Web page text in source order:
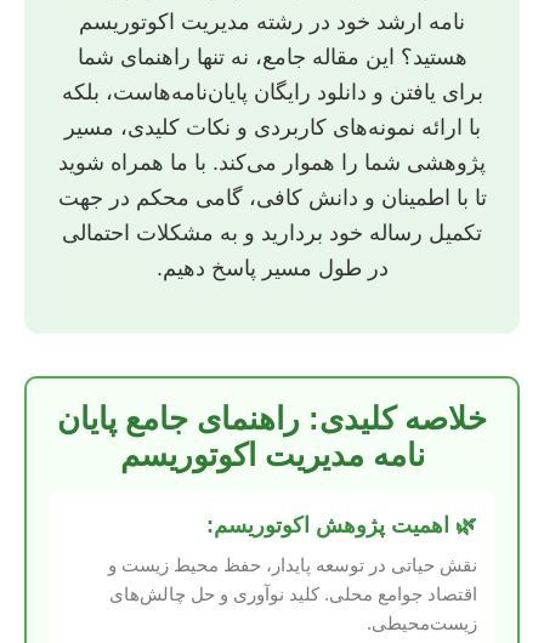
نامه ارشد خود در رشته مدیریت اکوتوریسم
هستید؟ این مقاله جامع، نه تنها راهنمای شما
برای یافتن و دانلود رایگان پایان‌نامه‌هاست، بلکه
با ارائه نمونه‌های کاربردی و نکات کلیدی، مسیر
پژوهشی شما را هموار می‌کند. با ما همراه شوید
تا با اطمینان و دانش کافی، گامی محکم در جهت
تکمیل رساله خود بردارید و به مشکلات احتمالی
در طول مسیر پاسخ دهیم.
خلاصه کلیدی: راهنمای جامع پایان
نامه مدیریت اکوتوریسم
🌿 اهمیت پژوهش اکوتوریسم:
نقش حیاتی در توسعه پایدار، حفظ محیط زیست و
اقتصاد جوامع محلی. کلید نوآوری و حل چالش‌های
زیست‌محیطی.